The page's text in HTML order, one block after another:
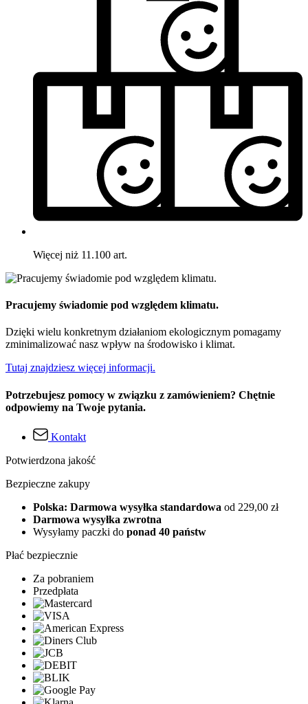
Więcej niż 11.100 art.
Pracujemy świadomie pod względem klimatu.
Dzięki wielu konkretnym działaniom ekologicznym pomagamy
zminimalizować nasz wpływ na środowisko i klimat.
Tutaj znajdziesz więcej informacji.
Potrzebujesz pomocy w związku z zamówieniem? Chętnie
odpowiemy na Twoje pytania.
Kontakt
Potwierdzona jakość
Bezpieczne zakupy
Polska: Darmowa wysyłka standardowa od 229,00 zł
Darmowa wysyłka zwrotna
Wysyłamy paczki do ponad 40 państw
Płać bezpiecznie
Za pobraniem
Przedpłata